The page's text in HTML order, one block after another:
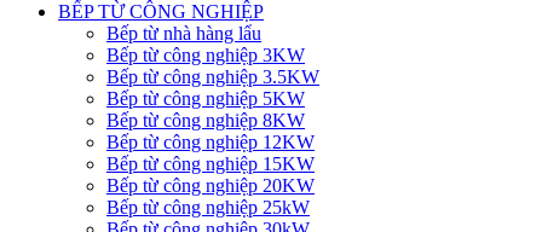
BẾP TỪ CÔNG NGHIỆP
Bếp từ nhà hàng lẩu
Bếp từ công nghiệp 3KW
Bếp từ công nghiệp 3.5KW
Bếp từ công nghiệp 5KW
Bếp từ công nghiệp 8KW
Bếp từ công nghiệp 12KW
Bếp từ công nghiệp 15KW
Bếp từ công nghiệp 20KW
Bếp từ công nghiệp 25kW